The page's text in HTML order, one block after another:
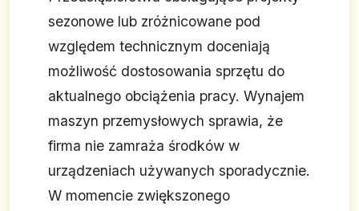
sezonowe lub zróżnicowane pod
względem technicznym doceniają
możliwość dostosowania sprzętu do
aktualnego obciążenia pracy. Wynajem
maszyn przemysłowych sprawia, że
firma nie zamraża środków w
urządzeniach używanych sporadycznie.
W momencie zwiększonego